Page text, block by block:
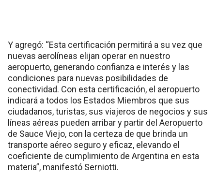
Y agregó: “Esta certificación permitirá a su vez que
nuevas aerolíneas elijan operar en nuestro
aeropuerto, generando confianza e interés y las
condiciones para nuevas posibilidades de
conectividad. Con esta certificación, el aeropuerto
indicará a todos los Estados Miembros que sus
ciudadanos, turistas, sus viajeros de negocios y sus
líneas aéreas pueden arribar y partir del Aeropuerto
de Sauce Viejo, con la certeza de que brinda un
transporte aéreo seguro y eficaz, elevando el
coeficiente de cumplimiento de Argentina en esta
materia”, manifestó Serniotti.